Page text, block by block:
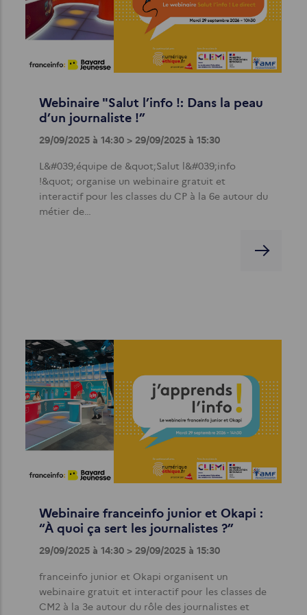
Webinaire "Salut l’info !: Dans la peau
d’un journaliste !”
29/09/2025 à 14:30 > 29/09/2025 à 15:30
L&#039;équipe de &quot;Salut l&#039;info
!&quot; organise un webinaire gratuit et
interactif pour les classes du CP à la 6e autour du
métier de…
Webinaire franceinfo junior et Okapi :
“À quoi ça sert les journalistes ?”
29/09/2025 à 14:30 > 29/09/2025 à 15:30
franceinfo junior et Okapi organisent un
webinaire gratuit et interactif pour les classes de
CM2 à la 3e autour du rôle des journalistes et